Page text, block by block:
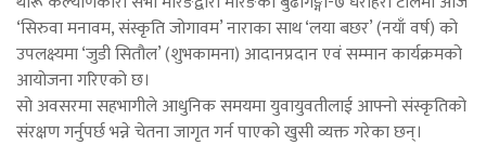
‘सिरुवा मनावम, संस्कृति जोगावम’ नाराका साथ ‘लया बछर’ (नयाँ वर्ष) को
उपलक्ष्यमा ‘जुडी सितौल’ (शुभकामना) आदानप्रदान एवं सम्मान कार्यक्रमको
आयोजना गरिएको छ।
सो अवसरमा सहभागीले आधुनिक समयमा युवायुवतीलाई आफ्नो संस्कृतिको
संरक्षण गर्नुपर्छ भन्ने चेतना जागृत गर्न पाएको खुसी व्यक्त गरेका छन्।